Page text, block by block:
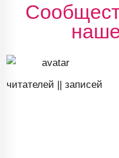
читателей ||записей